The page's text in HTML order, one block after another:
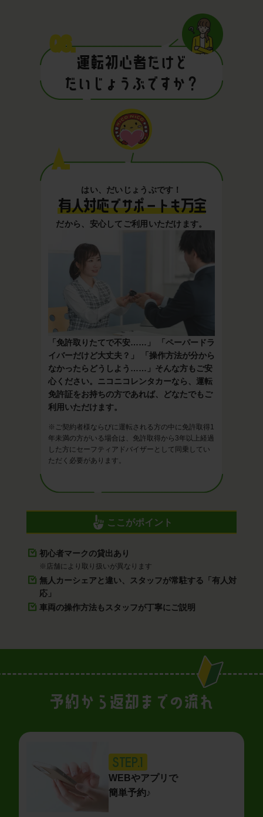
Q6.
運転初心者だけど
だいじょうぶですか？
A.
はい、だいじょうぶです！
有人対応でサポートも万全
だから、安心してご利用いただけます。
「免許取りたてで不安……」 「ペーパードラ
イバーだけど大丈夫？」 「操作方法が分から
なかったらどうしよう……」そんな方もご安
心ください。ニコニコレンタカーなら、運転
免許証をお持ちの方であれば、どなたでもご
利用いただけます。
※ご契約者様ならびに運転される方の中に免許取得1
年未満の方がいる場合は、免許取得から3年以上経過
した方にセーフティアドバイザーとして同乗してい
ただく必要があります。
ここがポイント
初心者マークの貸出あり
※店舗により取り扱いが異なります
無人カーシェアと違い、スタッフが常駐する「有人対
応」
車両の操作方法もスタッフが丁寧にご説明
予約から返却までの流れ
STEP.1
WEBやアプリで
簡単予約♪